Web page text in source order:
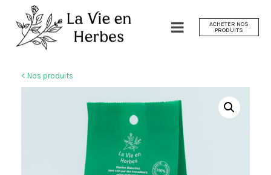
ACHETER NOS
PRODUITS
< Nos produits